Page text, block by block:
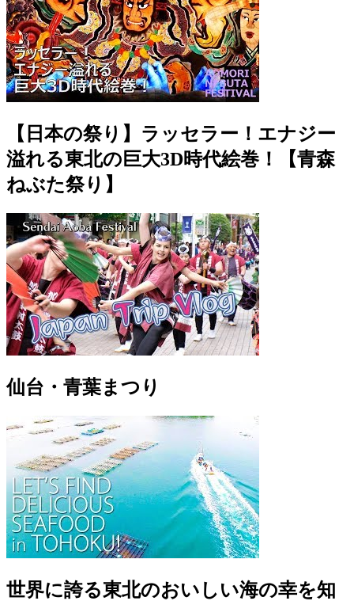
【日本の祭り】ラッセラー！エナジー
溢れる東北の巨大3D時代絵巻！【青森
ねぶた祭り】
仙台・青葉まつり
世界に誇る東北のおいしい海の幸を知